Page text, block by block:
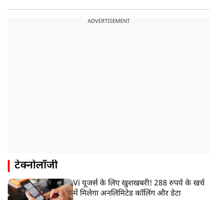
ADVERTISEMENT
टेक्नोलॉजी
Vi यूजर्स के लिए खुशखबरी! 288 रुपये के खर्च
में मिलेगा अनलिमिटेड कॉलिंग और डेटा